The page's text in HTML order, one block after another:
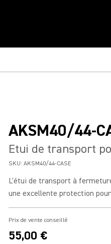
AKSM40/44-
Etui de transport
SKU: AKSM40/44-CASE
L'étui de transport à
une excellente protection
Prix de vente conseillé
55,00 €